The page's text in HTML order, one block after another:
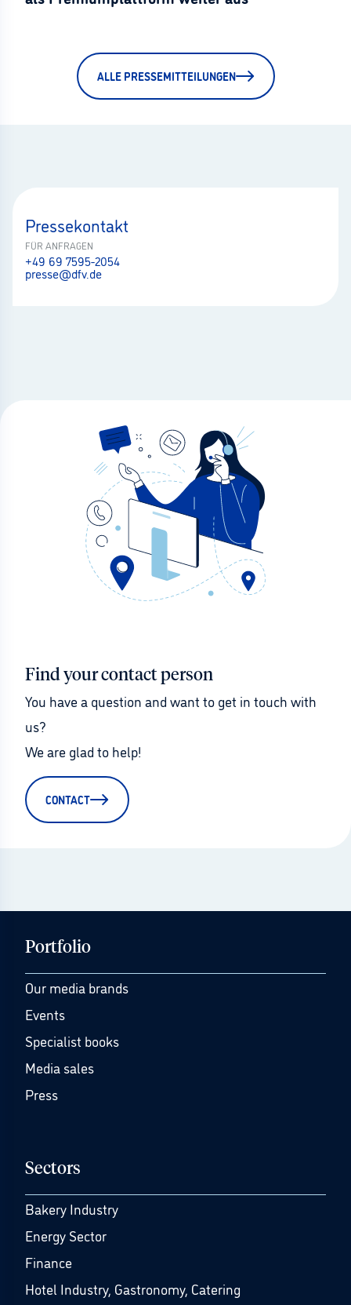
ALLE PRESSEMITTEILUNGEN
Pressekontakt
FÜR ANFRAGEN
+49 69 7595-2054
presse@dfv.de
Find your contact person
You have a question and want to get in touch with
us?
We are glad to help!
CONTACT
Portfolio
Our media brands
Events
Specialist books
Media sales
Press
Sectors
Bakery Industry
Energy Sector
Finance
Hotel Industry, Gastronomy, Catering